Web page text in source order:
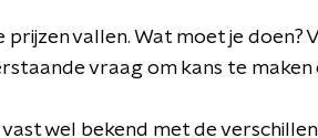
prijzen vallen. Wat moet je doen?
vraag om kans te
wel bekend met de